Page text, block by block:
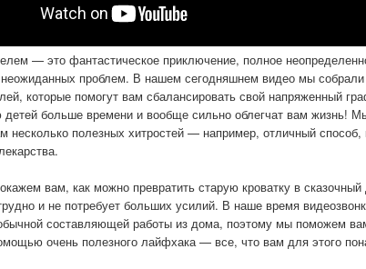
— это фантастическое приключение, полное
проблем. В нашем сегодняшнем видео мы
которые помогут вам сбалансировать свой напряженный
детей больше времени и вообще сильно облегчат вам жизнь!
несколько полезных хитростей — например, отличный
вам, как можно превратить старую кроватку в сказочный
и не потребует больших усилий. В наше время
составляющей работы из дома, поэтому мы поможем
очень полезного лайфхака — все, что вам для этого